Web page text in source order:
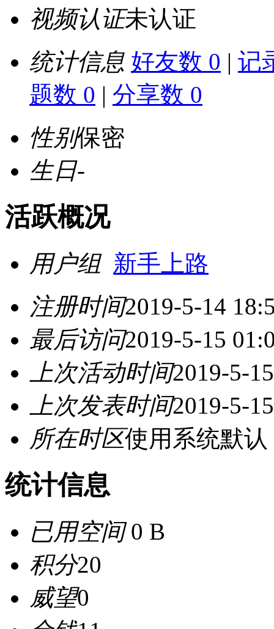
视频认证未认证
统计信息 好友数 0 | 记
题数 0 | 分享数 0
性别保密
生日-
活跃概况
用户组 新手上路
注册时间2019-5-14
最后访问2019-5-15
上次活动时间2019-5-
上次发表时间2019-5-
所在时区使用系统默认
统计信息
已用空间0 B
积分20
威望0